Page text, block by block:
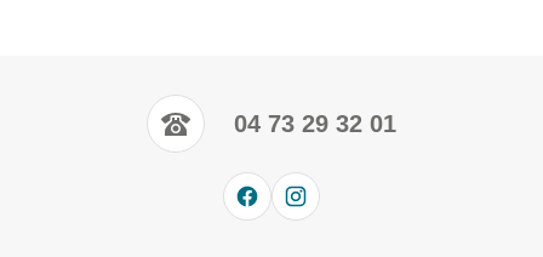
04 73 29 32 01